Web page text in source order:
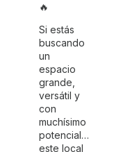
🔥
Si estás
buscando
un
espacio
grande,
versátil y
con
muchísimo
potencial…
este local